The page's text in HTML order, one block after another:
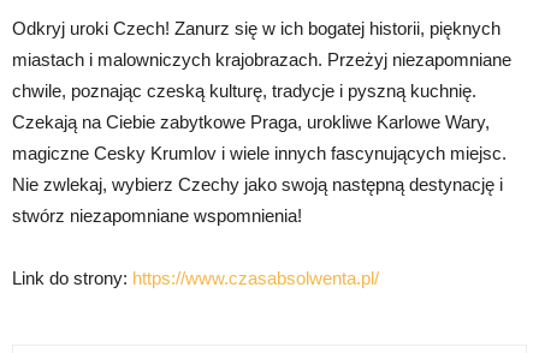
Odkryj uroki Czech! Zanurz się w ich bogatej historii, pięknych
miastach i malowniczych krajobrazach. Przeżyj niezapomniane
chwile, poznając czeską kulturę, tradycje i pyszną kuchnię.
Czekają na Ciebie zabytkowe Praga, urokliwe Karlowe Wary,
magiczne Cesky Krumlov i wiele innych fascynujących miejsc.
Nie zwlekaj, wybierz Czechy jako swoją następną destynację i
stwórz niezapomniane wspomnienia!
Link do strony: https://www.czasabsolwenta.pl/